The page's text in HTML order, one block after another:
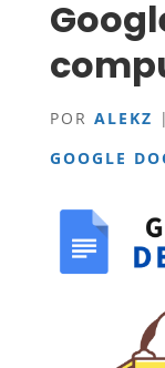
POR ALEKZ
GOOGLE